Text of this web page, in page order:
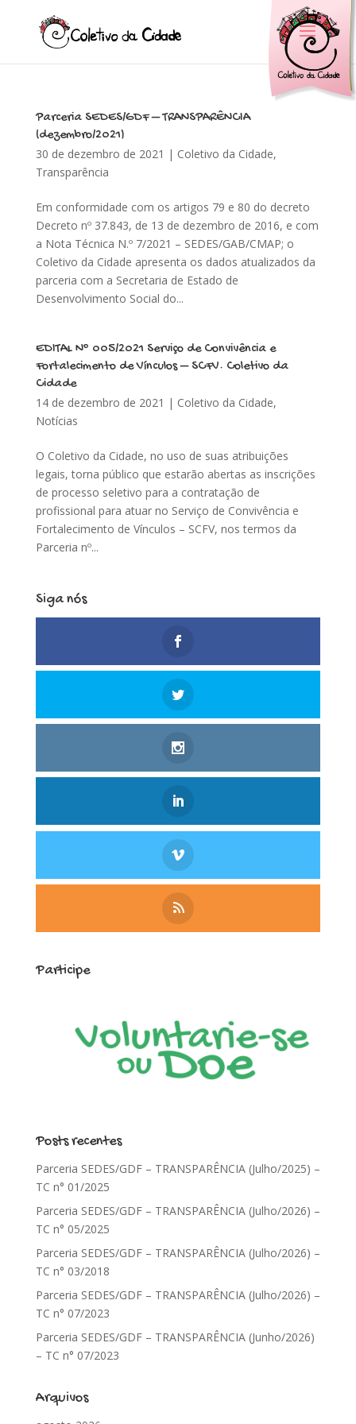
Parceria SEDES/GDF – TRANSPARÊNCIA
(dezembro/2021)
30 de dezembro de 2021 | Coletivo da Cidade,
Transparência
Em conformidade com os artigos 79 e 80 do decreto
Decreto nº 37.843, de 13 de dezembro de 2016, e com
a Nota Técnica N.º 7/2021 – SEDES/GAB/CMAP; o
Coletivo da Cidade apresenta os dados atualizados da
parceria com a Secretaria de Estado de
Desenvolvimento Social do...
EDITAL Nº 005/2021 Serviço de Convivência e
Fortalecimento de Vínculos – SCFV. Coletivo da
Cidade
14 de dezembro de 2021 | Coletivo da Cidade,
Notícias
O Coletivo da Cidade, no uso de suas atribuições
legais, torna público que estarão abertas as inscrições
de processo seletivo para a contratação de
profissional para atuar no Serviço de Convivência e
Fortalecimento de Vínculos – SCFV, nos termos da
Parceria nº...
Siga nós
Participe
Posts recentes
Parceria SEDES/GDF – TRANSPARÊNCIA (Julho/2025) –
TC n° 01/2025
Parceria SEDES/GDF – TRANSPARÊNCIA (Julho/2026) –
TC n° 05/2025
Parceria SEDES/GDF – TRANSPARÊNCIA (Julho/2026) –
TC n° 03/2018
Parceria SEDES/GDF – TRANSPARÊNCIA (Julho/2026) –
TC n° 07/2023
Parceria SEDES/GDF – TRANSPARÊNCIA (Junho/2026)
– TC n° 07/2023
Arquivos